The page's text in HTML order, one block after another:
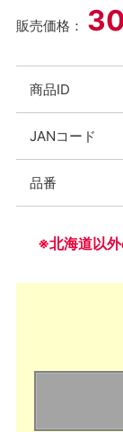
販売価格：
商品ID
JANコード
品番
※北海道以